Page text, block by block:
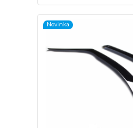
Novinka